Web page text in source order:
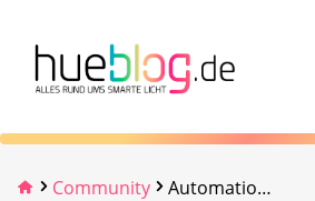
Community Automation „Glitzern“ geht nicht